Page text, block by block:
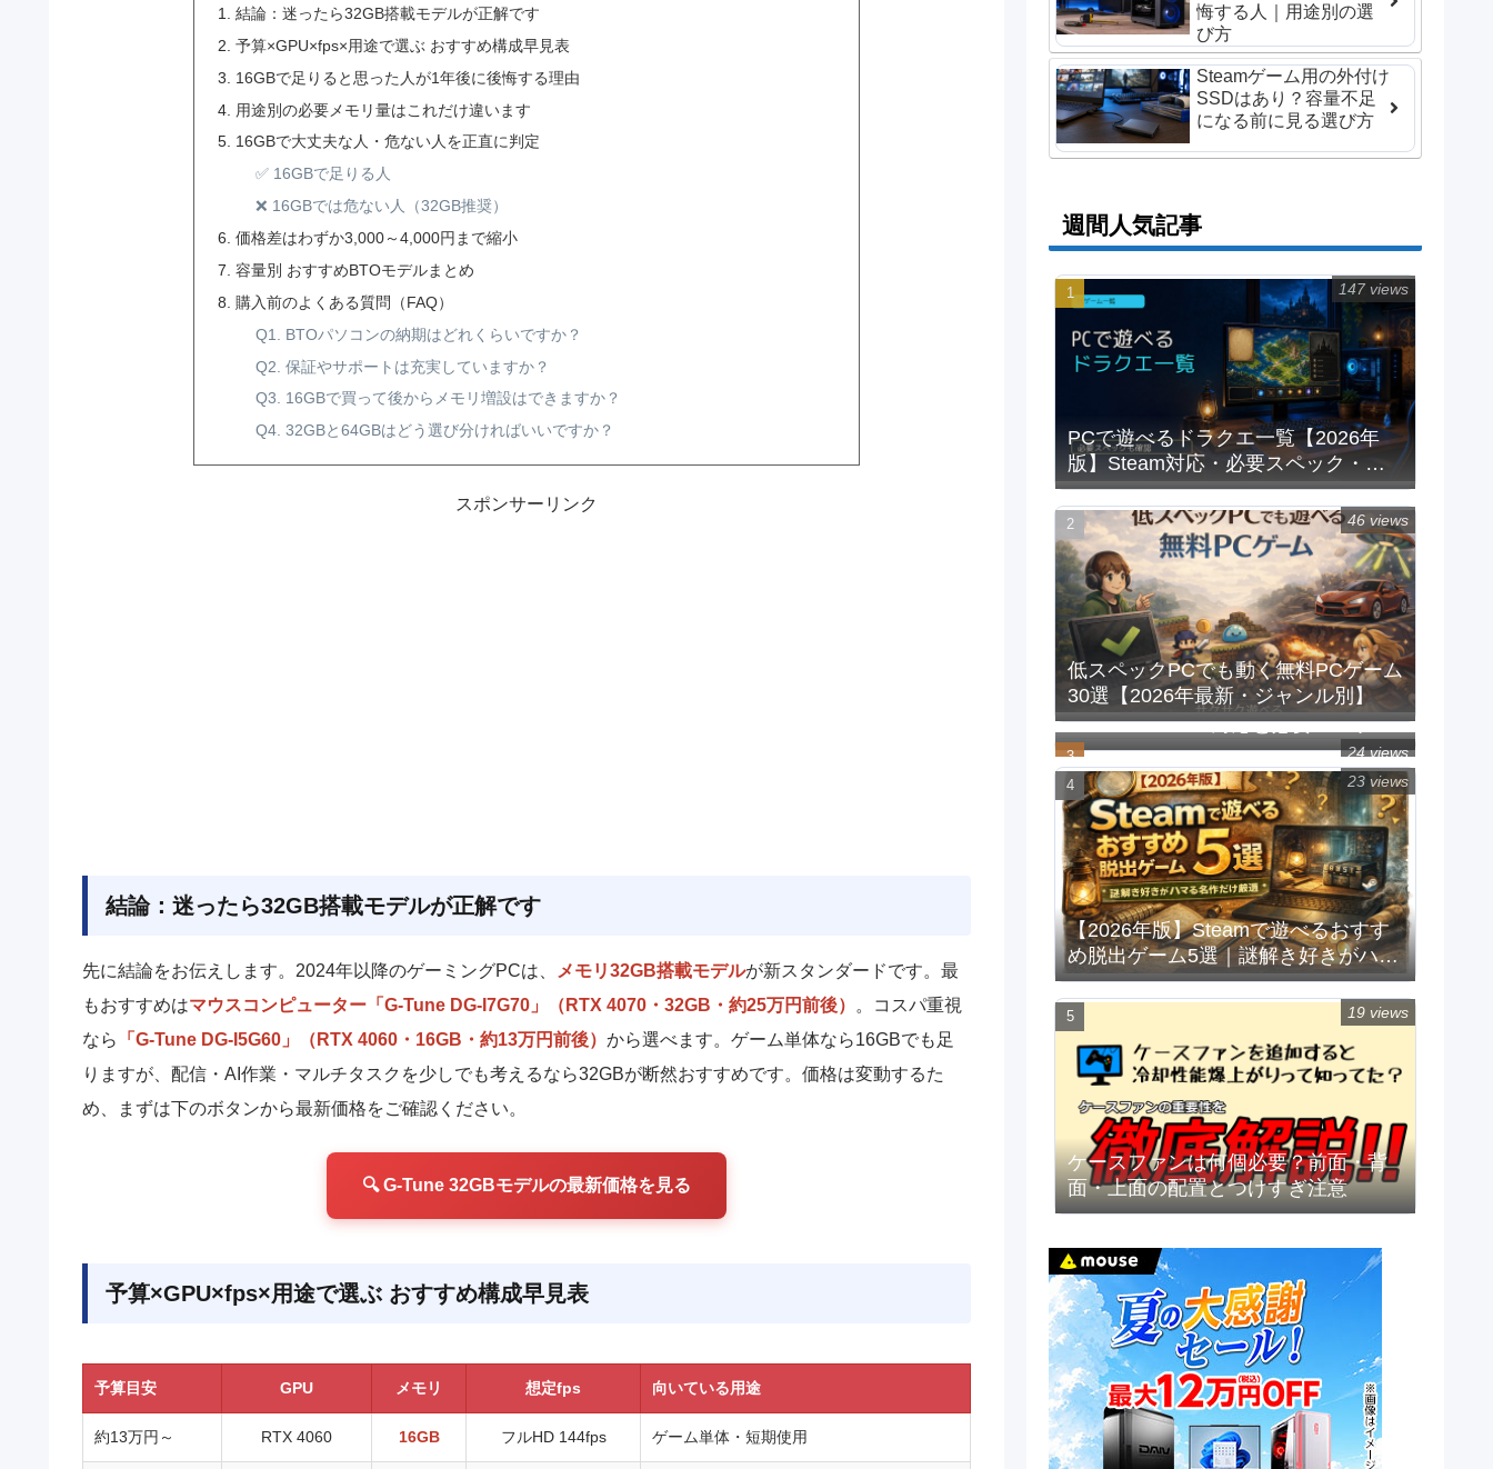
結論：迷ったら32GB搭載モデルが正解です
予算×GPU×fps×用途で選ぶ おすすめ構成早見表
16GBで足りると思った人が1年後に後悔する理由
用途別の必要メモリ量はこれだけ違います
16GBで大丈夫な人・危ない人を正直に判定
✅ 16GBで足りる人
❌ 16GBでは危ない人（32GB推奨）
価格差はわずか3,000～4,000円まで縮小
容量別 おすすめBTOモデルまとめ
購入前のよくある質問（FAQ）
Q1. BTOパソコンの納期はどれくらいですか？
Q2. 保証やサポートは充実していますか？
Q3. 16GBで買って後からメモリ増設はできますか？
Q4. 32GBと64GBはどう選び分ければいいですか？
スポンサーリンク
結論：迷ったら32GB搭載モデルが正解です
先に結論をお伝えします。2024年以降のゲーミングPCは、 メモリ32GB搭載モデルが新スタンダードです。最
もおすすめはマウスコンピューター「G-Tune DG-I7G70」（RTX 4070・32GB・約25万円前後）
。コスパ重視
なら
「G-Tune DG-I5G60」（RTX 4060・16GB・約13万円前後） から選べます。ゲーム単体なら16GBでも足
りますが、配信・AI作業・マルチタスクを少しでも考えるなら32GBが断然おすすめです。価格は変動するた
め、まずは下のボタンから最新価格をご確認ください。
🔍 G-Tune 32GBモデルの最新価格を見る
予算×GPU×fps×用途で選ぶ おすすめ構成早見表
予算目安 GPU メモリ 想定fps 向いている用途
約13万円～ RTX 4060 16GB フルHD 144fps ゲーム単体・短期使用
悔する人｜用途別の選
び方
Steamゲーム用の外付け
SSDはあり？容量不足
になる前に見る選び方
週間人気記事
PCで遊べるドラクエ一覧【2026年
版】Steam対応・必要スペック・重
い時の対処法
147 views
低スペックPCでも動く無料PCゲーム
30選【2026年最新・ジャンル別】
46 views
PCで遊べるFFシリーズ一覧｜
Steam/Windows対応と必要スペック
【2026年版】
24 views
【2026年版】Steamで遊べるおすす
め脱出ゲーム5選｜謎解き好きがハマ
る名作だけ厳選
23 views
ケースファンは何個必要？前面・背
面・上面の配置とつけすぎ注意
19 views